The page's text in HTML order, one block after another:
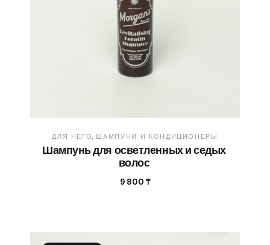
ДЛЯ НЕГО ШАМПУНИ И КОНДИЦИОНЕРЫ
Шампунь для осветленных и седых
волос
9 800 ₸